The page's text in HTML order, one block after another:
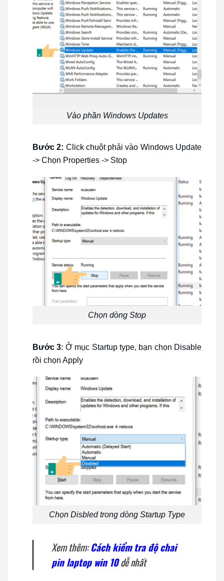
Vào phần Windows Updates
Bước 2: Click chuột phải vào Windows Update
-> Chọn Properties -> Stop
Chọn dòng Stop
Bước 3: Ở mục Startup type, bạn chọn Disable
rồi chọn Apply
Chọn Disbled trong dòng Startup Type
Xem thêm:Cách kiểm tra độ chai
pin laptop win 10dễ nhất